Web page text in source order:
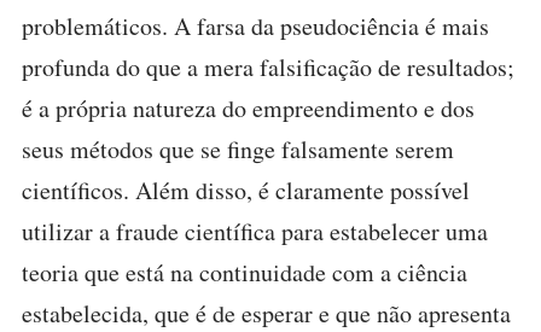
problemáticos. A farsa da pseudociência é mais
profunda do que a mera falsificação de resultados;
é a própria natureza do empreendimento e dos
seus métodos que se finge falsamente serem
científicos. Além disso, é claramente possível
utilizar a fraude científica para estabelecer uma
teoria que está na continuidade com a ciência
estabelecida, que é de esperar e que não apresenta